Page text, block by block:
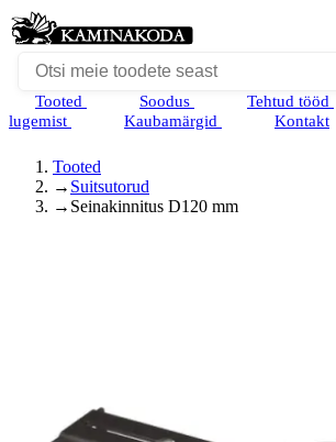
Tooted Soodus Tehtud tööd
lugemist
Kaubamärgid Kontakt
Tooted
→ Suitsutorud
→ Seinakinnitus D120 mm